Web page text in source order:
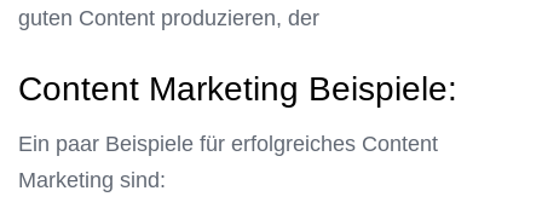
guten Content produzieren, der
Content Marketing Beispiele:
Ein paar Beispiele für erfolgreiches Content
Marketing sind: